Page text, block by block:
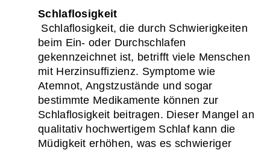
Schlaflosigkeit
beim Ein- oder Durchschlafen
gekennzeichnet ist, betrifft viele Menschen
mit Herzinsuffizienz. Symptome wie
Atemnot, Angstzustände und sogar
bestimmte Medikamente können zur
Schlaflosigkeit beitragen. Dieser Mangel an
qualitativ hochwertigem Schlaf kann die
Müdigkeit erhöhen, was es schwieriger